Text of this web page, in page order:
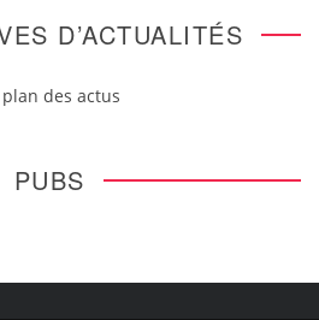
D’ACTUALITÉS
plan des actus
PUBS